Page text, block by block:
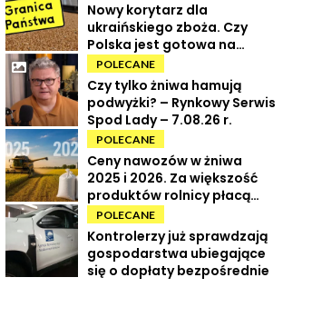
Nowy korytarz dla
ukraińskiego zboża. Czy
Polska jest gotowa na
powrót tranzytu?
POLECANE
Czy tylko żniwa hamują
podwyżki? – Rynkowy Serwis
Spod Lady – 7.08.26 r.
POLECANE
Ceny nawozów w żniwa
2025 i 2026. Za większość
produktów rolnicy płacą
więcej
POLECANE
Kontrolerzy już sprawdzają
gospodarstwa ubiegające
się o dopłaty bezpośrednie